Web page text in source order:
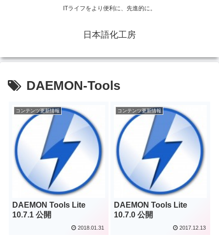
ITライフをより便利に、先進的に。
日本語化工房
DAEMON-Tools
コンテンツ更新情報
DAEMON Tools Lite
10.7.1 公開
2018.01.31
コンテンツ更新情報
DAEMON Tools Lite
10.7.0 公開
2017.12.13